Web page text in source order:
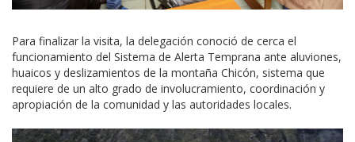
Para finalizar la visita, la delegación conoció de cerca el
funcionamiento del Sistema de Alerta Temprana ante aluviones,
huaicos y deslizamientos de la montaña Chicón, sistema que
requiere de un alto grado de involucramiento, coordinación y
apropiación de la comunidad y las autoridades locales.